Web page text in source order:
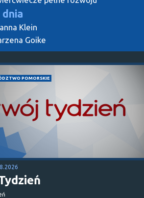
dnia
Klein
Goike
POMORSKIE